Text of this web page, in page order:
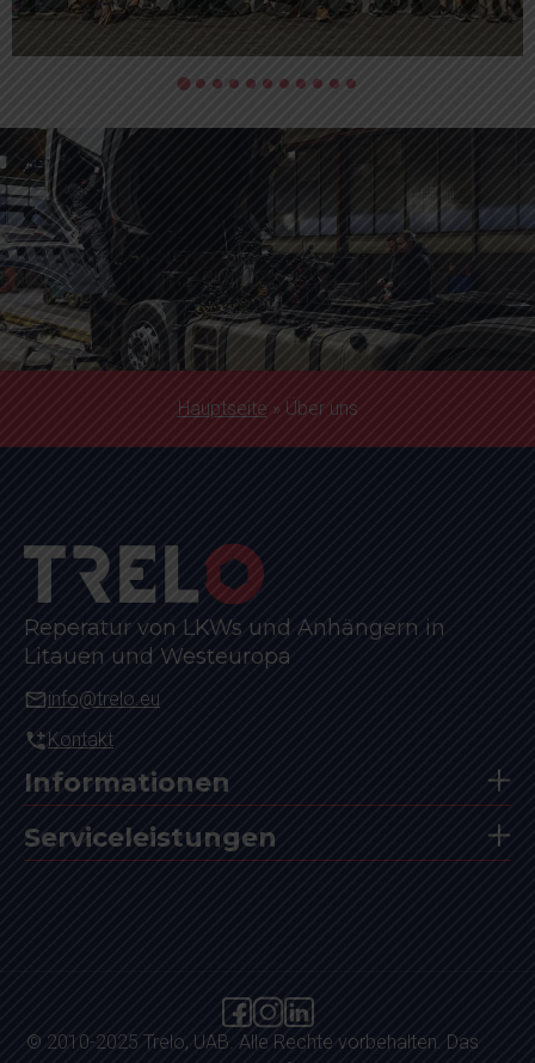
Hauptseite » Über uns
Reperatur von LKWs und Anhängern in
Litauen und Westeuropa
info@trelo.eu
Kontakt
Informationen
Serviceleistungen
© 2010-2025 Trelo, UAB. Alle Rechte vorbehalten. Das